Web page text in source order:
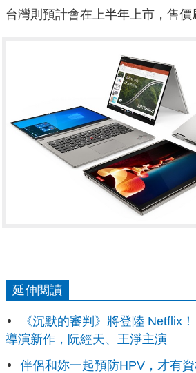
台灣則預計會在上半年上市，售價
延伸閱讀
《沉默的審判》將登陸 Netflix
導演新作，阮經天、王淨主演
伴侶和妳一起預防HPV，才有資